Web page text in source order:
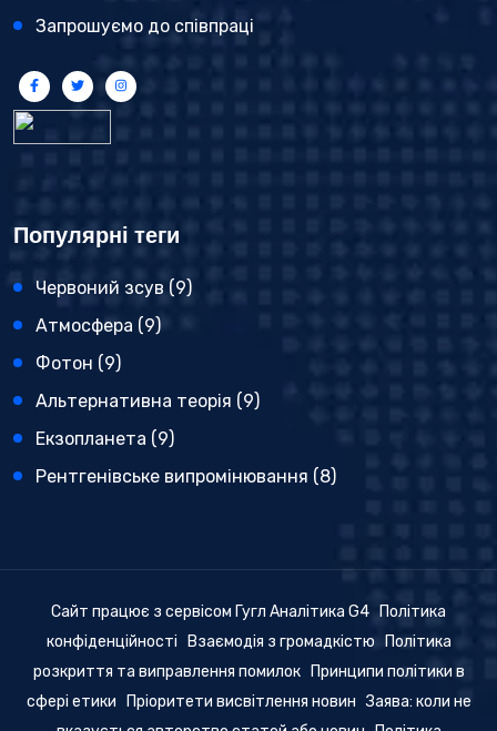
Запрошуємо до співпраці
Популярні теги
Червоний зсув (9)
Атмосфера (9)
Фотон (9)
Альтернативна теорія (9)
Екзопланета (9)
Рентгенівське випромінювання (8)
Сайт працює з сервісом Гугл Аналітика G4
Політика
конфіденційності
Взаємодія з громадкістю
Політика
розкриття та виправлення помилок
Принципи політики в
сфері етики
Пріоритети висвітлення новин Заява: коли не